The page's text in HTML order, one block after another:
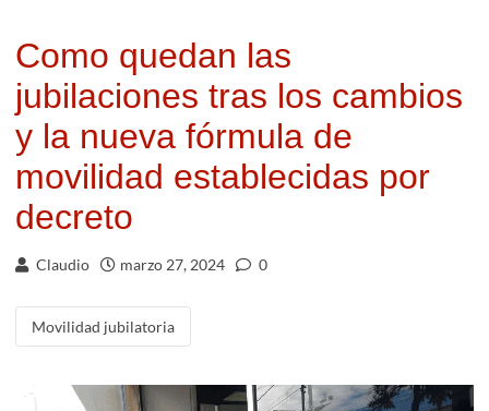
Como quedan las
jubilaciones tras los cambios
y la nueva fórmula de
movilidad establecidas por
decreto
Claudio marzo 27, 2024 0
Movilidad jubilatoria